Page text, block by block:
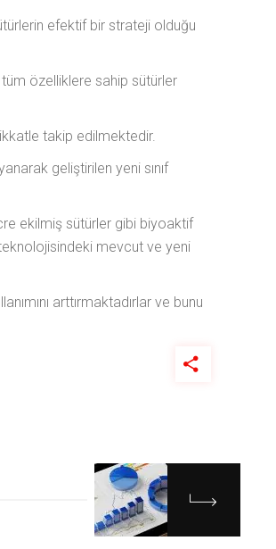
efektif bir strateji olduğu
özelliklere sahip sütürler
takip edilmektedir.
geliştirilen yeni sınıf
ekilmiş sütürler gibi biyoaktif
mevcut ve yeni
arttırmaktadırlar ve bunu